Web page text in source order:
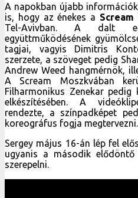
A napokban újabb
is, hogy az énekes a Scream
Tel-Avivban. A dalt
együttműködésének
tagjai, vagyis Dimitris
szerzete, a szöveget pedig
Andrew Weed hangmérnök,
A Scream Moszkvában
Filharmonikus Zenekar
elkészítésében. A
rendezte, a színpadképet
koreográfus fogja megtervezni.
Sergey május 16-án lép fel
ugyanis a második
szerepelni.